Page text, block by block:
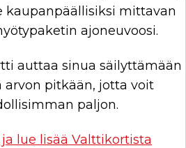
kaupanpäällisiksi mittavan
ajoneuvoosi.
auttaa sinua säilyttämään
arvon pitkään, jotta voit
paljon.
lue lisää Valttikortista